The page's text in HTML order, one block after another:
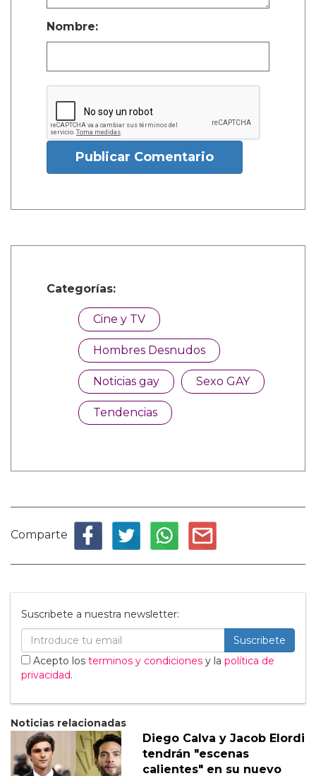
Nombre:
Publicar Comentario
Categorías:
Cine y TV
Hombres Desnudos
Noticias gay Sexo GAY
Tendencias
Comparte
Suscribete a nuestra newsletter:
Suscribete
Acepto los terminos y condiciones y la política de
privacidad.
Noticias relacionadas
Diego Calva y Jacob Elordi
tendrán "escenas
calientes" en su nuevo